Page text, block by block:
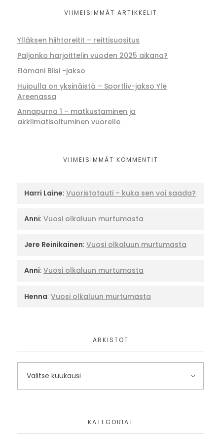
VIIMEISIMMÄT ARTIKKELIT
Ylläksen hiihtoreitit – reittisuositus
Paljonko harjoittelin vuoden 2025 aikana?
Elämäni Biisi -jakso
Huipulla on yksinäistä – Sportliv-jakso Yle
Areenassa
Annapurna 1 – matkustaminen ja
akklimatisoituminen vuorelle
VIIMEISIMMÄT KOMMENTIT
Harri Laine: Vuoristotauti – kuka sen voi saada?
Anni: Vuosi olkaluun murtumasta
Jere Reinikainen: Vuosi olkaluun murtumasta
Anni: Vuosi olkaluun murtumasta
Henna: Vuosi olkaluun murtumasta
ARKISTOT
KATEGORIAT